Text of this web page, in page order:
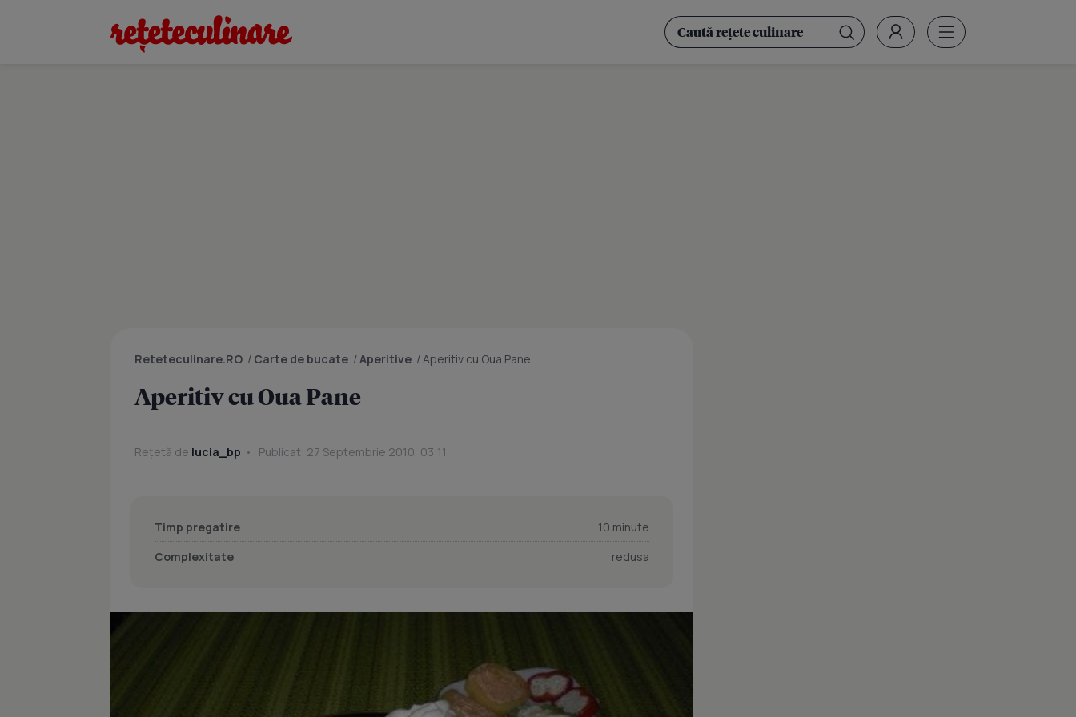
Reteteculinare.RO / Carte de bucate /Aperitive /Aperitiv cu Oua Pane
Aperitiv cu Oua Pane
Rețetă de lucia_bp Publicat: 27 Septembrie 2010, 03:11
Timp pregatire
10 minute
Complexitate
redusa